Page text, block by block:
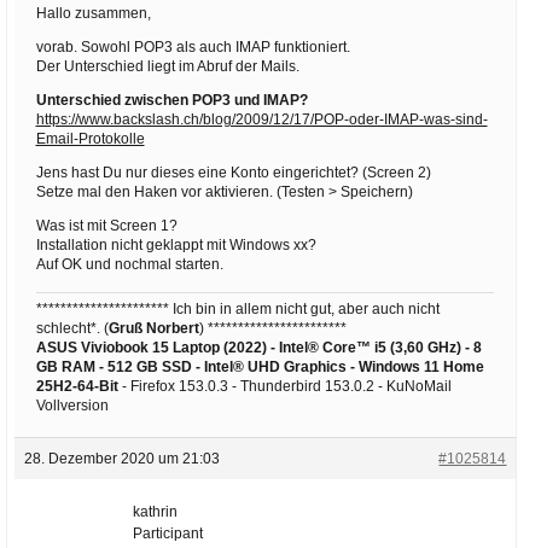
Hallo zusammen,
vorab. Sowohl POP3 als auch IMAP funktioniert.
Der Unterschied liegt im Abruf der Mails.
Unterschied zwischen POP3 und IMAP?
https://www.backslash.ch/blog/2009/12/17/POP-oder-IMAP-was-sind-
Email-Protokolle
Jens hast Du nur dieses eine Konto eingerichtet? (Screen 2)
Setze mal den Haken vor aktivieren. (Testen > Speichern)
Was ist mit Screen 1?
Installation nicht geklappt mit Windows xx?
Auf OK und nochmal starten.
********************** Ich bin in allem nicht gut, aber auch nicht
schlecht*. (Gruß Norbert) ***********************
ASUS Viviobook 15 Laptop (2022) - Intel® Core™ i5 (3,60 GHz) - 8
GB RAM - 512 GB SSD - Intel® UHD Graphics - Windows 11 Home
25H2-64-Bit- Firefox 153.0.3 - Thunderbird 153.0.2 - KuNoMail
Vollversion
28. Dezember 2020 um 21:03 #1025814
kathrin
Participant